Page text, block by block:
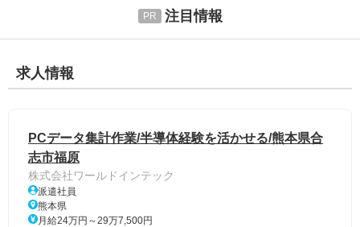
注目情報
求人情報
PCデータ集計作業/半導体経験を活かせる/熊本県合
志市福原
株式会社ワールドインテック
派遣社員
熊本県
月給24万円～29万7,500円